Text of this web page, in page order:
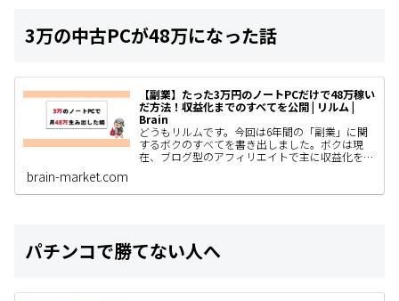
3万の中古PCが48万になった話
【副業】たった3万円のノートPCだけで48万稼い
だ方法！収益化までのすべてを公開 | リルム |
Brain
どうもリルムです。今回は6年間の「副業」に関
するボクのすべてを書き出しました。ボクは現
在、ブログ型のアフィリエイトで主に収益化をし
brain-market.com
パチンコで勝てない人へ